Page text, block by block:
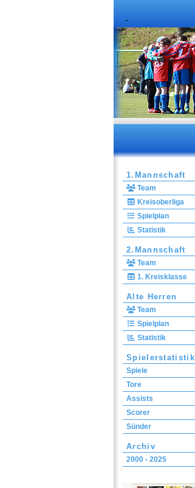
1.Mannschaft
Team
Kreisoberliga
Spielplan
Statistik
2.Mannschaft
Team
1. Kreisklasse
Alte Herren
Team
Spielplan
Statistik
Spielerstatistik
Spiele
Tore
Assists
Scorer
Sünder
Archiv
2000 - 2025